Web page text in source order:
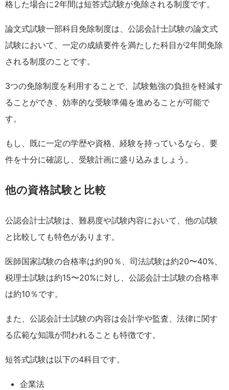
格した場合に2年間は短答式試験が免除される制度です。
論文式試験一部科目免除制度は、公認会計士試験の論文式
試験において、一定の成績要件を満たした科目が2年間免除
される制度のことです。
3つの免除制度を利用することで、試験勉強の負担を軽減す
ることができ、効率的な受験準備を進めることが可能で
す。
もし、既に一定の学歴や資格、経験を持っているなら、要
件を十分に確認し、受験計画に盛り込みましょう。
他の資格試験と比較
公認会計士試験は、難易度や試験内容において、他の試験
と比較しても特色があります。
医師国家試験の合格率は約90％、司法試験は約20〜40%、
税理士試験は約15〜20%に対し、公認会計士試験の合格率
は約10％です。
また、公認会計士試験の内容は会計学や監査、法律に関す
る広範な知識が問われることも特徴です。
短答式試験は以下の4科目です。
企業法